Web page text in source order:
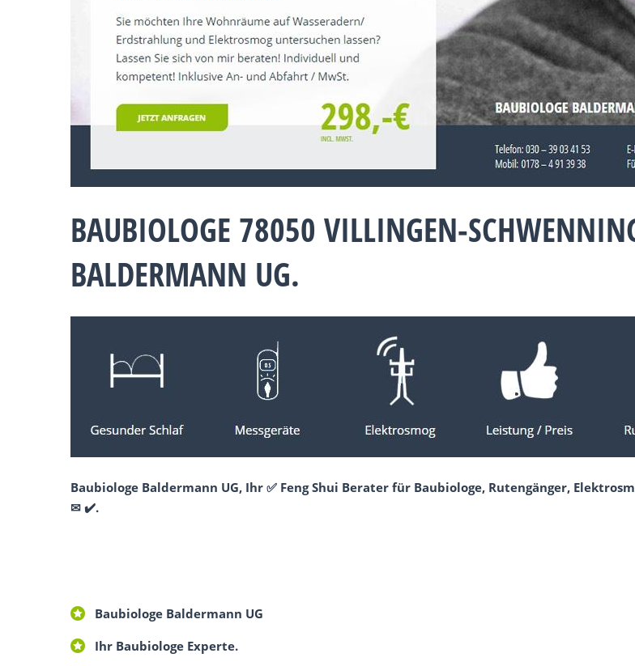
BAUBIOLOGE 78050 VILLINGEN-
BALDERMANN UG.
Baubiologe Baldermann UG, Ihr ✅ Feng Shui Berater für Baubiologe, Rutengänger,
✉ ✔️.
Baubiologe Baldermann UG
Ihr Baubiologe Experte.